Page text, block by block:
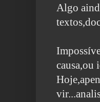
Algo
causa,ou